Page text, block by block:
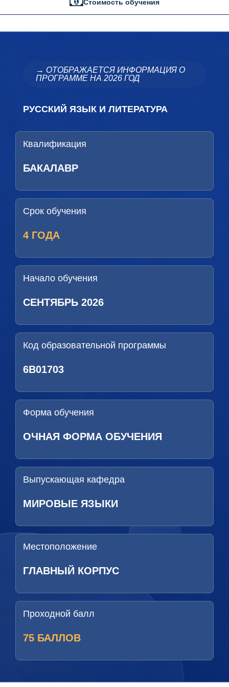
Стоимость обучения
→ ОТОБРАЖАЕТСЯ ИНФОРМАЦИЯ О
ПРОГРАММЕ НА 2026 ГОД
РУССКИЙ ЯЗЫК И ЛИТЕРАТУРА
Квалификация
БАКАЛАВР
Срок обучения
4 ГОДА
Начало обучения
СЕНТЯБРЬ 2026
Код образовательной программы
6B01703
Форма обучения
ОЧНАЯ ФОРМА ОБУЧЕНИЯ
Выпускающая кафедра
МИРОВЫЕ ЯЗЫКИ
Местоположение
ГЛАВНЫЙ КОРПУС
Проходной балл
75 БАЛЛОВ